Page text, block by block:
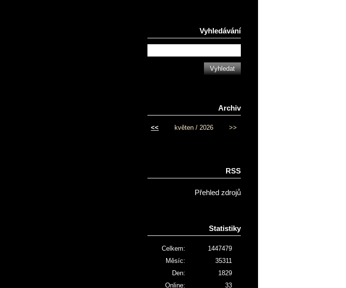
Vyhledávání
Archiv
<< květen / 2026 >>
RSS
Přehled zdrojů
Statistiky
Online: 33
Celkem:
1447479
Měsíc:
35311
Den:
1829